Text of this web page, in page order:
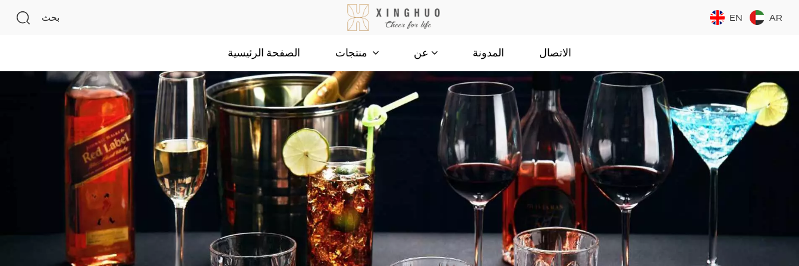
بحث EN AR
الصفحة الرئيسية عن المدونة الاتصال